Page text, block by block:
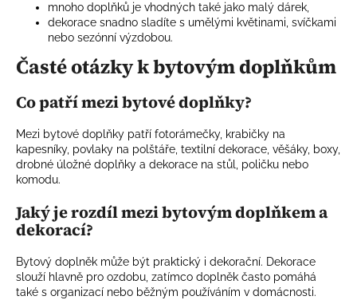
mnoho doplňků je vhodných také jako malý dárek,
dekorace snadno sladíte s umělými květinami, svíčkami
nebo sezónní výzdobou.
Časté otázky k bytovým doplňkům
Co patří mezi bytové doplňky?
Mezi bytové doplňky patří fotorámečky, krabičky na
kapesníky, povlaky na polštáře, textilní dekorace, věšáky, boxy,
drobné úložné doplňky a dekorace na stůl, poličku nebo
komodu.
Jaký je rozdíl mezi bytovým doplňkem a
dekorací?
Bytový doplněk může být praktický i dekorační. Dekorace
slouží hlavně pro ozdobu, zatímco doplněk často pomáhá
také s organizací nebo běžným používáním v domácnosti.